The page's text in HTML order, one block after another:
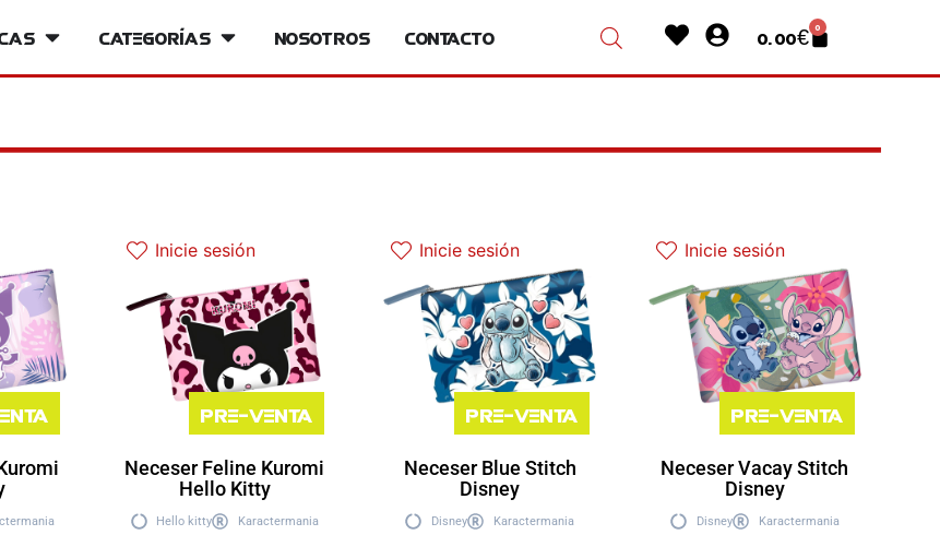
Open MarcasCategorías Open Categorías
Nosotros Contacto HeartUser-
circle
0.00€ 0
Cart
Inicie sesión
Pre-venta
Neceser Feline Kuromi
Hello Kitty
Hello kitty
Karactermania
Inicie sesión
Pre-venta
Neceser Blue Stitch
Disney
Disney
Karactermania
Inicie sesión
Pre-venta
Neceser Vacay Stitch
Disney
Disney
Karactermania